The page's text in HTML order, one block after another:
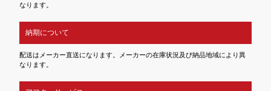
なります。
納期について
配送はメーカー直送になります。メーカーの在庫状況及び納品地域により異
なります。